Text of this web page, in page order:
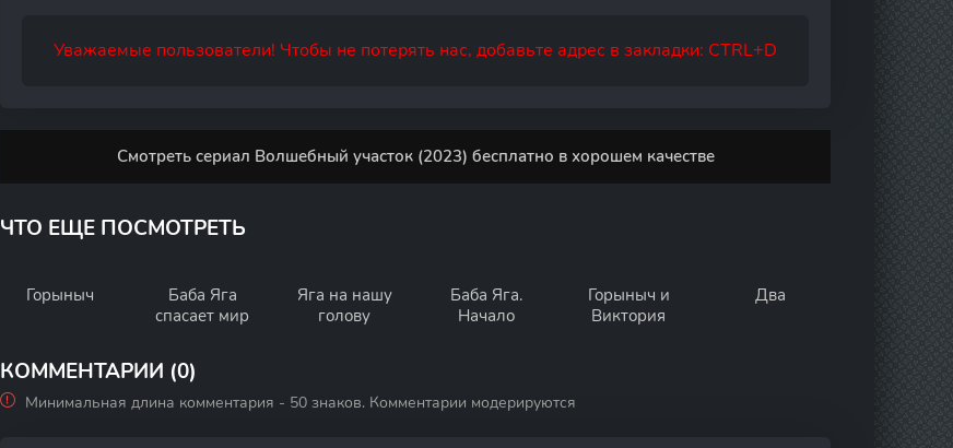
Уважаемые пользователи! Чтобы не потерять нас, добавьте адрес в закладки: CTRL+D
Смотреть сериал Волшебный участок (2023) бесплатно в хорошем качестве
ЧТО ЕЩЕ ПОСМОТРЕТЬ
Горыныч
Баба Яга
спасает мир
Яга на нашу
голову
Баба Яга.
Начало
Горыныч и
Виктория
Два
КОММЕНТАРИИ (0)
Минимальная длина комментария - 50 знаков. Комментарии модерируются